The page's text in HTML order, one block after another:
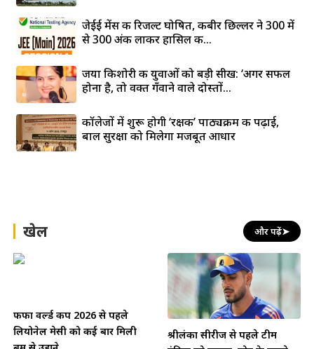
जेईई मेंस की रिजल्ट घोषित, कबीर छिल्लर ने 300 में
से 300 अंक लाकर हासिल की...
जया किशोरी की युवाओं को बड़ी सीख: ‘अगर सफल
होना है, तो वक्त गँवाने वाले दोस्तों...
कॉलेजों में शुरू होगी ‘रक्षक’ पाठ्यक्रम की पढ़ाई,
बाल सुरक्षा को मिलेगा मजबूत आधार
खेल और पढ़ें➤
फीफा वर्ल्ड कप 2026 से पहले
लियोनेल मेसी को कई बार मिली
श्रीलंका सीरीज से पहले टीम